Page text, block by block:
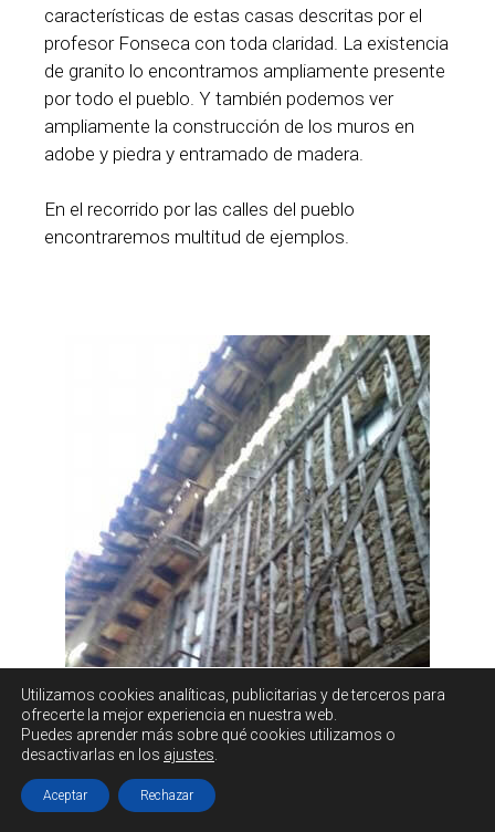
características de estas casas descritas por el
profesor Fonseca con toda claridad. La existencia
de granito lo encontramos ampliamente presente
por todo el pueblo. Y también podemos ver
ampliamente la construcción de los muros en
adobe y piedra y entramado de madera.
En el recorrido por las calles del pueblo
encontraremos multitud de ejemplos.
Utilizamos cookies analíticas, publicitarias y de terceros para
ofrecerte la mejor experiencia en nuestra web.
Puedes aprender más sobre qué cookies utilizamos o
desactivarlas en los ajustes
Aceptar Rechazar